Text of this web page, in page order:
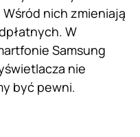
nich zmieniają
W
Samsung
nie
być pewni.